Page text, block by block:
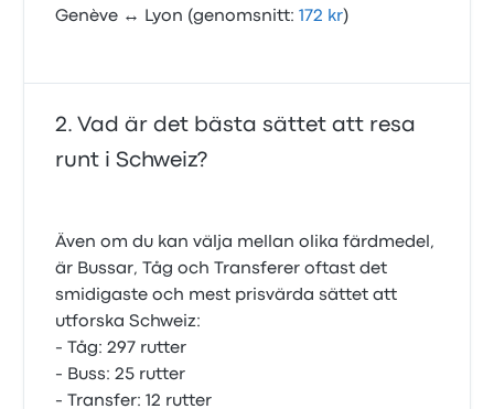
Genève ↔ Lyon (genomsnitt:172 kr)
Vad är det bästa sättet att resa
runt i Schweiz?
Även om du kan välja mellan olika färdmedel,
är Bussar, Tåg och Transferer oftast det
smidigaste och mest prisvärda sättet att
utforska Schweiz:
- Tåg: 297 rutter
- Buss: 25 rutter
- Transfer: 12 rutter